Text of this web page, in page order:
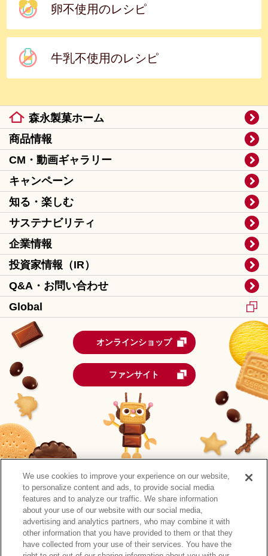
卵不使用のレシピ
牛乳不使用のレシピ
森永製菓ホーム
商品情報
CM・動画ギャラリー
キャンペーン
知る・楽しむ
サステナビリティ
企業情報
投資家情報（IR）
Q&A・お問い合わせ
Global
オンラインショップ
ファンサイト
森永製菓公式アカウント一覧
We use cookies to improve your experience on our website,
to personalize content and ads, to provide social media
features and to analyze our traffic. We share information
about your use of our website with our social media,
advertising and analytics partners, who may combine it with
other information that you have provided to them or that they
have collected from your use of their services. You have the